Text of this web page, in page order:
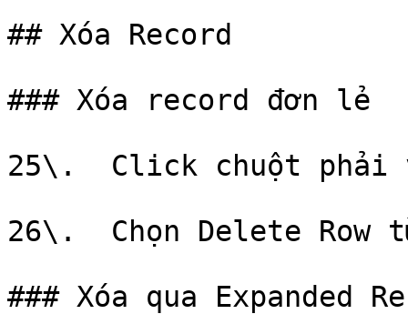
## Xóa Record
### Xóa record đơn lẻ
25\.  Click chuột phải
26\.  Chọn Delete Row
### Xóa qua Expanded